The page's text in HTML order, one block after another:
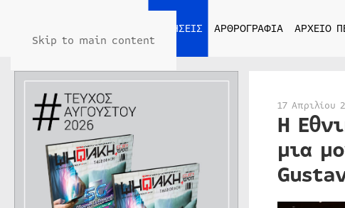
Skip to main content
ΕΙΔΗΣΕΙΣ ΑΡΘΡΟΓΡΑΦΙΑ ΑΡΧΕΙΟ
17 Απριλίου
H
μια